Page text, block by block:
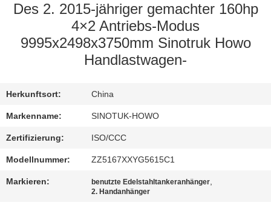
QUALITÄTSKONTROLLE
MIT
UNS
IN
VERBINDUNG
Des 2. 2015-jähriger gemachter 160hp
4×2 Antriebs-Modus
9995x2498x3750mm Sinotruk Howo
Handlastwagen-
Herkunftsort: China
Markenname: SINOTUK-HOWO
Zertifizierung: ISO/CCC
Modellnummer: ZZ5167XXYG5615C1
Markieren: benutzte Edelstahltankeranhänger,
2. Handanhänger